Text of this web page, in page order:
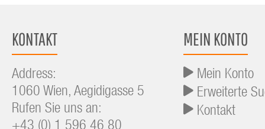
KONTAKT
Address:
1060 Wien, Aegidigasse 5
Rufen Sie uns an:
MEIN KONTO
Mein Konto
Erweiterte
Kontakt